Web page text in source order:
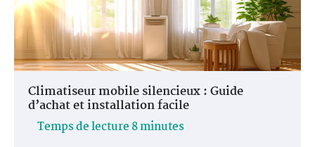
Climatiseur mobile silencieux : Guide
d’achat et installation facile